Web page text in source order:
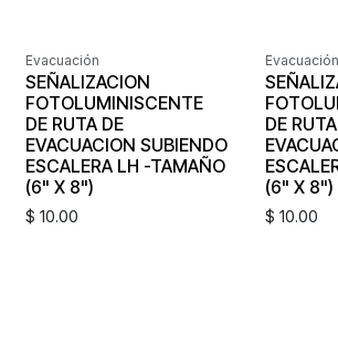
Evacuación
SEÑALIZACION
FOTOLUMINISCENTE
DE RUTA DE
EVACUACION SUBIENDO
ESCALERA LH -TAMAÑO
(6" X 8")
$ 10.00
Evacuación
DE
(6" X 8")
$ 10.00